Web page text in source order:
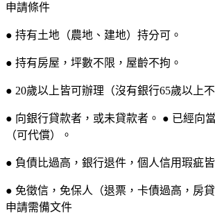
申請條件
● 持有土地（農地、建地）持分可。
● 持有房屋，坪數不限，屋齡不拘。
● 20歲以上皆可辦理（沒有銀行65歲以上
● 向銀行貸款者，或未貸款者。 ● 已經向
（可代償）。
● 負債比過高，銀行退件，個人信用瑕疵皆
● 免徵信，免保人（退票，卡債過高，房
申請需備文件